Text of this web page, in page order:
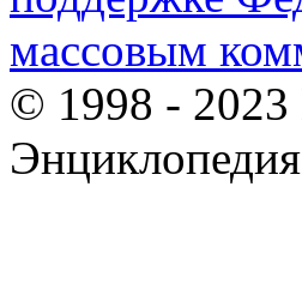
массовым
© 1998 - 2023